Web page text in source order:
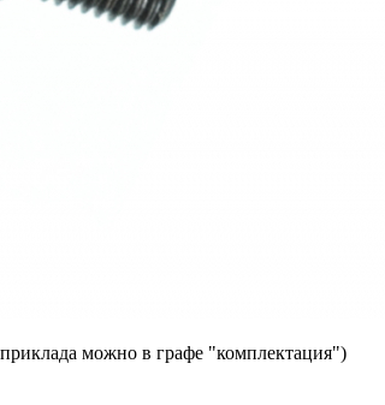
можно в графе "комплектация")